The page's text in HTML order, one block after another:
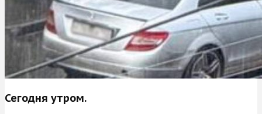
Сегодня утром.